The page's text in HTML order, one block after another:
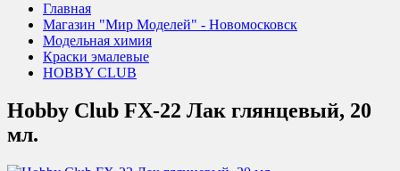
Главная
Магазин "Мир Моделей" - Новомосковск
Модельная химия
Краски эмалевые
HOBBY CLUB
Hobby Club FX-22 Лак глянцевый, 20
мл.